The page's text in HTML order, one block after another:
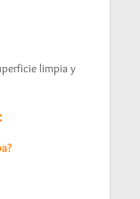
limpia y